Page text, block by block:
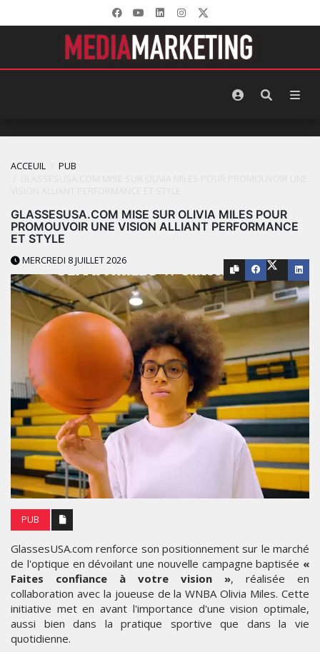
ACCEUIL
PUB
GLASSESUSA.COM MISE SUR OLIVIA MILES POUR
PROMOUVOIR UNE VISION ALLIANT PERFORMANCE
ET STYLE
MERCREDI 8 JUILLET 2026
PUB
GlassesUSA.com renforce son positionnement sur le marché
de l'optique en dévoilant une nouvelle campagne baptisée «
Faites confiance à votre vision », réalisée en
collaboration avec la joueuse de la WNBA Olivia Miles. Cette
initiative met en avant l'importance d'une vision optimale,
aussi bien dans la pratique sportive que dans la vie
quotidienne.